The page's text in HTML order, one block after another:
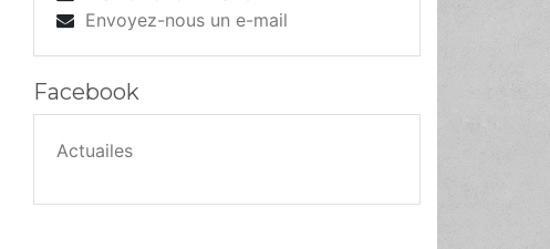
Envoyez-nous un e-mail
Facebook
Actuailes